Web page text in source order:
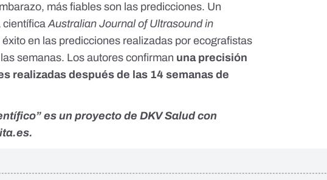
más fiables son las predicciones. Un
científicaAustralian Journal of Ultrasound in
en las predicciones realizadas por ecografistas
semanas. Los autores confirman una precisión
realizadas después de las 14 semanas de
es un proyecto deDKV Saludcon